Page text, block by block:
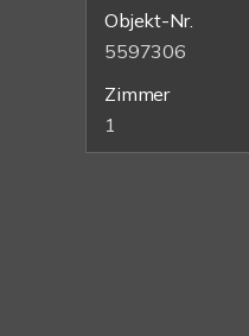
Objekt-Nr.
5597306
Zimmer
1